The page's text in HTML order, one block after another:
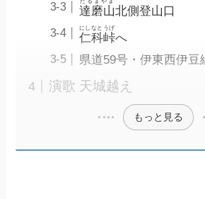
達磨山北側登山口
仁科峠
にしなとうげ
へ
県道59号・伊東西伊豆
演歌 天城越え
もっと見る